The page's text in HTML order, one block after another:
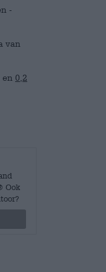
-
van
0,2
Ook